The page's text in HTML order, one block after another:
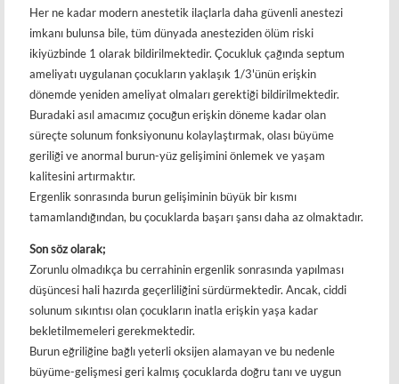
Her ne kadar modern anestetik ilaçlarla daha güvenli anestezi
imkanı bulunsa bile, tüm dünyada anesteziden ölüm riski
ikiyüzbinde 1 olarak bildirilmektedir. Çocukluk çağında septum
ameliyatı uygulanan çocukların yaklaşık 1/3'ünün erişkin
dönemde yeniden ameliyat olmaları gerektiği bildirilmektedir.
Buradaki asıl amacımız çocuğun erişkin döneme kadar olan
süreçte solunum fonksiyonunu kolaylaştırmak, olası büyüme
geriliği ve anormal burun-yüz gelişimini önlemek ve yaşam
kalitesini artırmaktır.
Ergenlik sonrasında burun gelişiminin büyük bir kısmı
tamamlandığından, bu çocuklarda başarı şansı daha az olmaktadır.
Son söz olarak;
Zorunlu olmadıkça bu cerrahinin ergenlik sonrasında yapılması
düşüncesi hali hazırda geçerliliğini sürdürmektedir. Ancak, ciddi
solunum sıkıntısı olan çocukların inatla erişkin yaşa kadar
bekletilmemeleri gerekmektedir.
Burun eğriliğine bağlı yeterli oksijen alamayan ve bu nedenle
büyüme-gelişmesi geri kalmış çocuklarda doğru tanı ve uygun